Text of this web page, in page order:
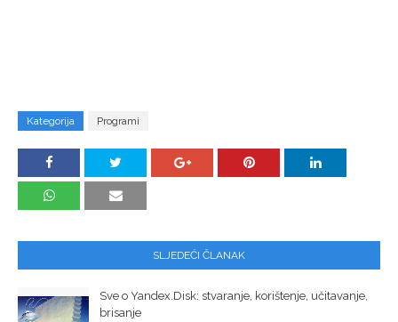
Kategorija Programi
SLJEDEĆI ČLANAK
Sve o Yandex.Disk: stvaranje, korištenje, učitavanje,
brisanje